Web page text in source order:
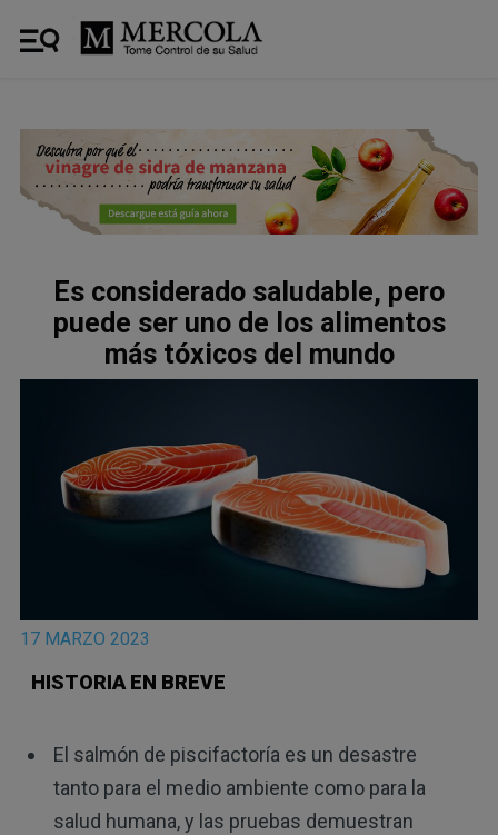
Es considerado saludable, pero
puede ser uno de los alimentos
más tóxicos del mundo
17 MARZO 2023
HISTORIA EN BREVE
El salmón de piscifactoría es un desastre
tanto para el medio ambiente como para la
salud humana, y las pruebas demuestran